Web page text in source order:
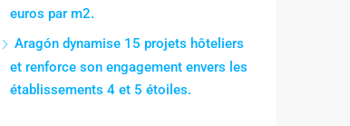
euros par m2.
Aragón dynamise 15 projets hôteliers
et renforce son engagement envers les
établissements 4 et 5 étoiles.